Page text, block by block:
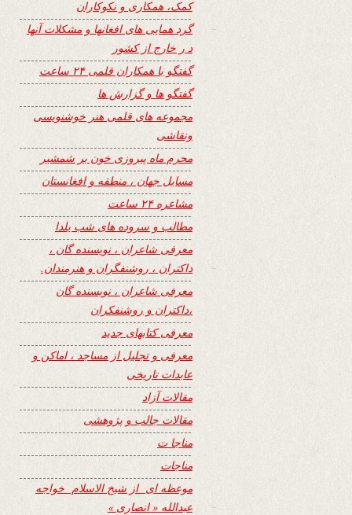
کمک، همکاری و نکوکاران
گرد همایی های افغانها و مشکلات آنها
د ر خارج از کشور
گفتگو با همکاران قلمی ۲۴ ساعت
گفتگو ها و گزارش ها
مجموعه های قلمی هنر خوشنویسی
ونقاشی
محرم ماه پیروزی خون بر شمشیر
مسایل جهان ، منطقه و افغانستان
مشاعره ۲۴ ساعت
مطالب و سروده های شب یلدا
معرفی شاعران ، نویسنده گان ،
داکتران ، روشنفگران و هنرمندان.
معرفی شاعران ، نویسنده گان
،داکتران و روشنفکران
معرفی کتابهای جدید
معرفی و تجلیل از مساجد ، اماکن و
عابدات تاریخی
مقالات آزاد
مقالات جالب و پژوهشی
مناجا ت
مناجات
موعظه ای از شیخ الاسلام خواجه
عبدالله « انصاری »